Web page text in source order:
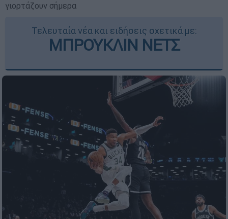
γιορτάζουν σήμερα
Τελευταία νέα και ειδήσεις σχετικά με:
ΜΠΡΟΥΚΛΙΝ ΝΕΤΣ